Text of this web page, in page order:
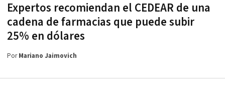
Expertos recomiendan el CEDEAR de una
cadena de farmacias que puede subir
25% en dólares
PorMariano Jaimovich